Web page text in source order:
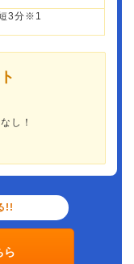
3分※1
し！
!!
ら